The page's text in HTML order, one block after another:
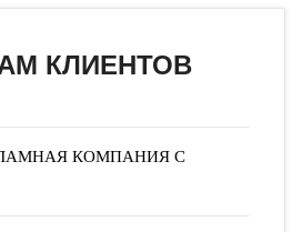
КЛИЕНТОВ
КОМПАНИЯ С